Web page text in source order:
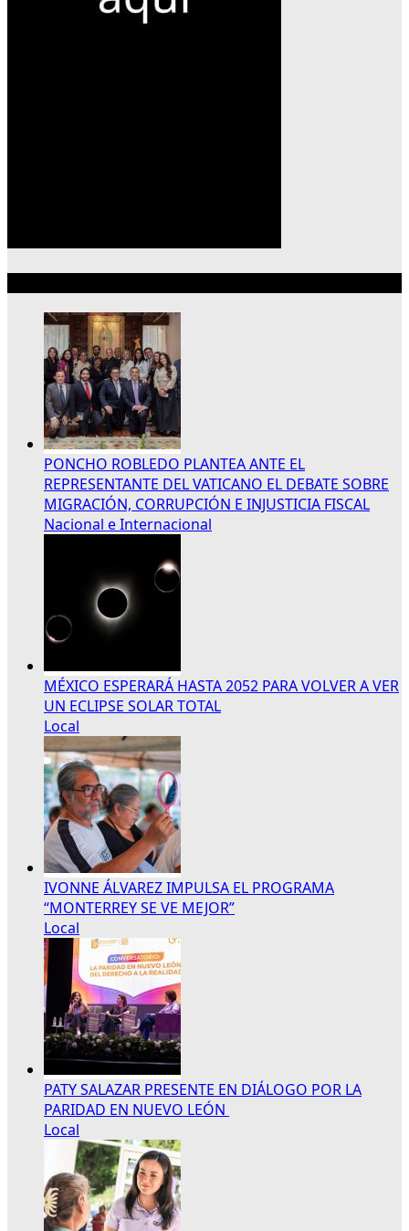
PONCHO ROBLEDO PLANTEA ANTE EL
REPRESENTANTE DEL VATICANO EL DEBATE SOBRE
MIGRACIÓN, CORRUPCIÓN E INJUSTICIA FISCAL
Nacional e Internacional
MÉXICO ESPERARÁ HASTA 2052 PARA VOLVER A VER
UN ECLIPSE SOLAR TOTAL
Local
IVONNE ÁLVAREZ IMPULSA EL PROGRAMA
“MONTERREY SE VE MEJOR”
Local
PATY SALAZAR PRESENTE EN DIÁLOGO POR LA
PARIDAD EN NUEVO LEÓN
Local